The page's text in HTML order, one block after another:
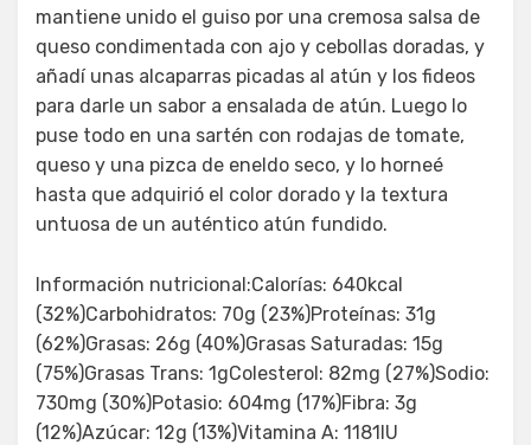
mantiene unido el guiso por una cremosa salsa de
queso condimentada con ajo y cebollas doradas, y
añadí unas alcaparras picadas al atún y los fideos
para darle un sabor a ensalada de atún. Luego lo
puse todo en una sartén con rodajas de tomate,
queso y una pizca de eneldo seco, y lo horneé
hasta que adquirió el color dorado y la textura
untuosa de un auténtico atún fundido.
Información nutricional:Calorías: 640kcal
(32%)Carbohidratos: 70g (23%)Proteínas: 31g
(62%)Grasas: 26g (40%)Grasas Saturadas: 15g
(75%)Grasas Trans: 1gColesterol: 82mg (27%)Sodio:
730mg (30%)Potasio: 604mg (17%)Fibra: 3g
(12%)Azúcar: 12g (13%)Vitamina A: 1181IU